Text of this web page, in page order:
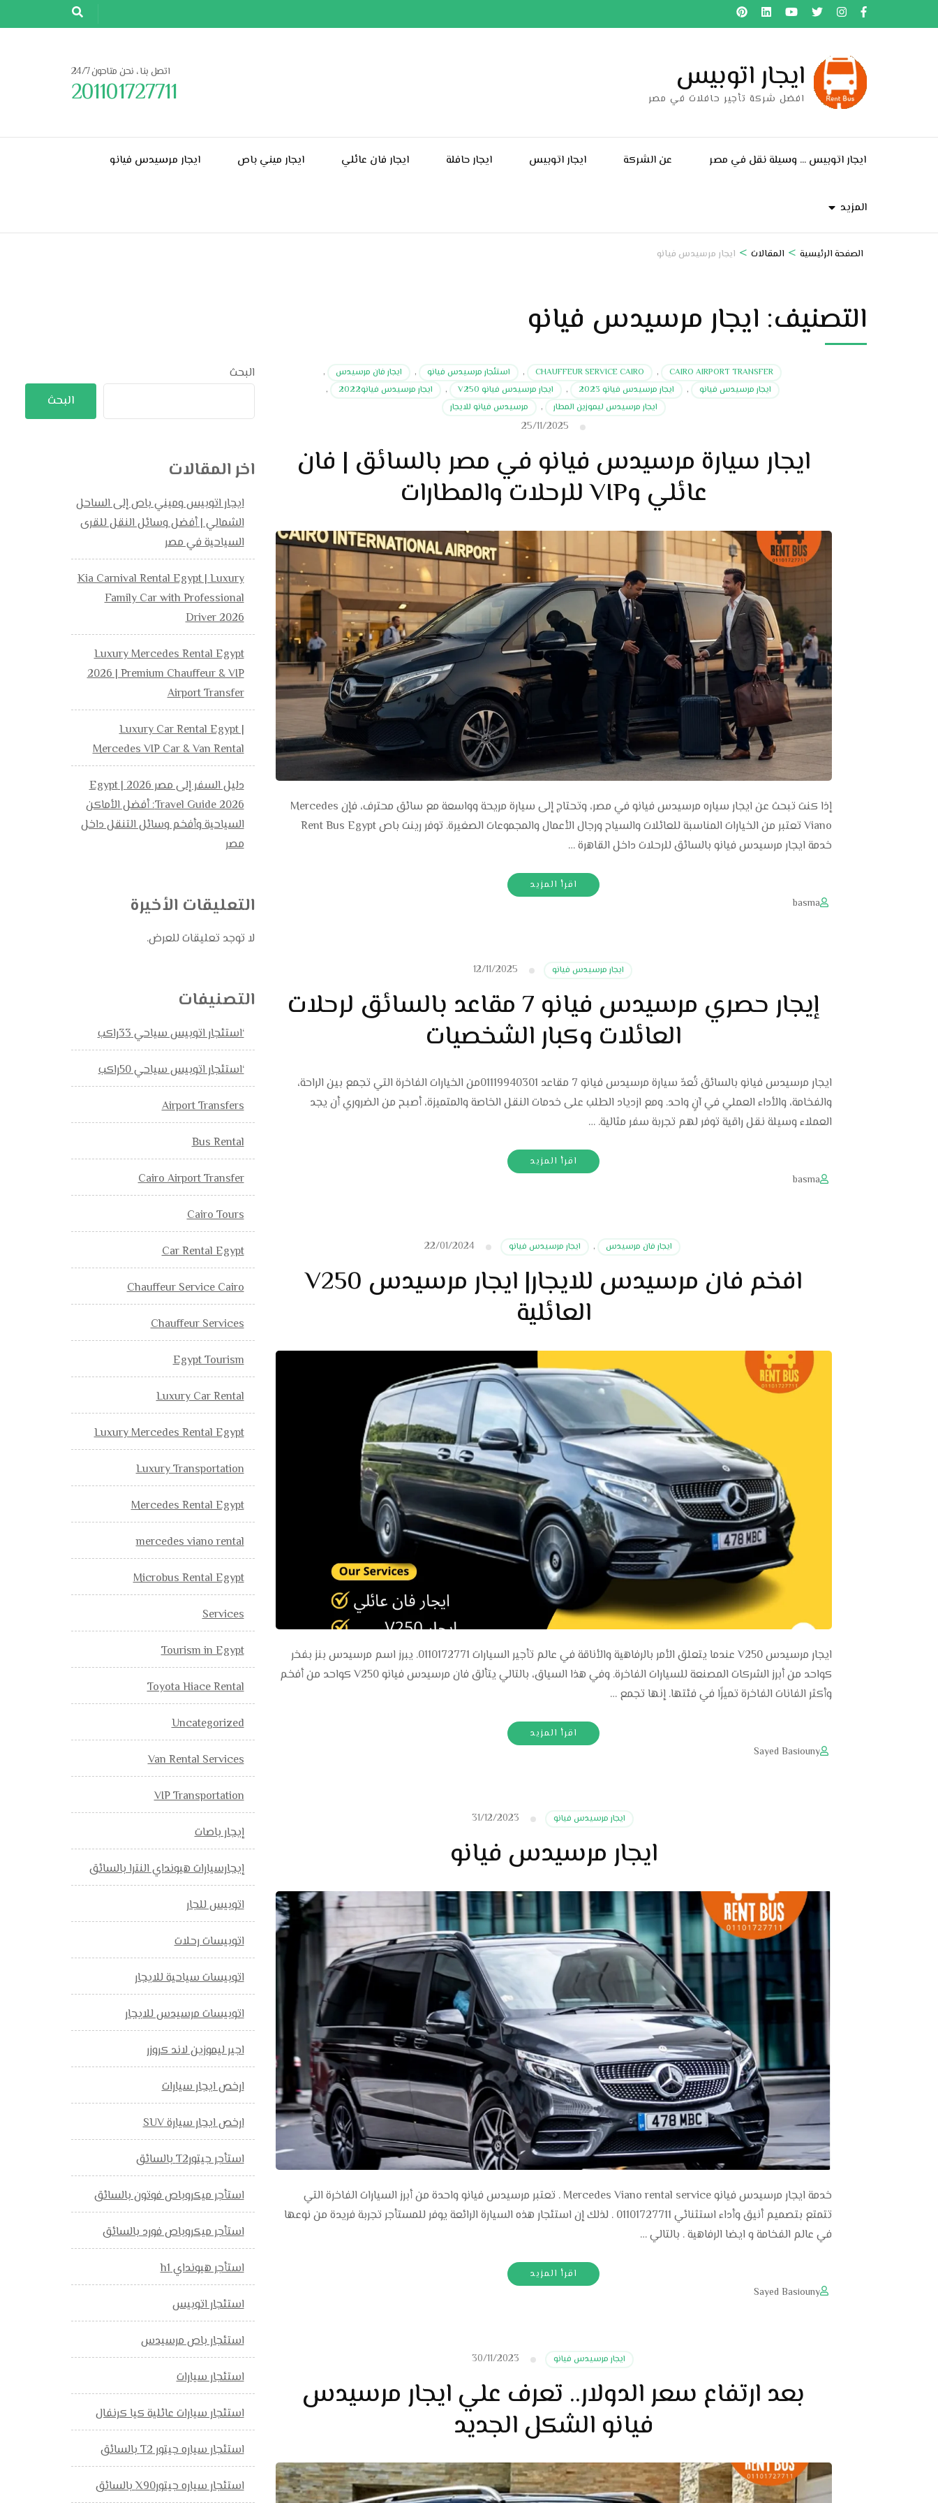
إلى
ايجار اتوبيس
افضل شركة تأجير حافلات في مصر
اتصل بنا ، نحن متاحون 24/7
201101727711
ايجار اتوبيس … وسيلة نقل في مصر عن الشركة ايجار اتوبيس ايجار حافلة ايجار فان عائلي ايجار ميني باص ايجار مرسيدس فيانو
المزيد
الصفحة الرئيسية > المقالات > ايجار مرسيدس فيانو
التصنيف: ايجار مرسيدس فيانو
CAIRO AIRPORT TRANSFER
,
CHAUFFEUR SERVICE CAIRO
, استئجار مرسيدس فيانو , ايجار فان مرسيدس
,
ايجار مرسيدس فيانو
, ايجار مرسيدس فيانو 2023 , ايجار مرسيدس فيانو V250 , ايجار مرسيدس فيانو2022
,
ايجار مرسيدس ليموزين المطار
, مرسيدس فيانو للايجار
25/11/2025
ايجار سيارة مرسيدس فيانو في مصر بالسائق | فان
عائلي وVIP للرحلات والمطارات
إذا كنت تبحث عن ايجار سياره مرسيدس فيانو في مصر، وتحتاج إلى سيارة مريحة وواسعة مع سائق محترف، فإن Mercedes
Viano تعتبر من الخيارات المناسبة للعائلات والسياح ورجال الأعمال والمجموعات الصغيرة. توفر رينت باص Rent Bus Egypt
خدمة ايجار مرسيدس فيانو بالسائق للرحلات داخل القاهرة …
اقرأ المزيد
basma
ايجار مرسيدس فيانو 12/11/2025
إيجار حصري مرسيدس فيانو 7 مقاعد بالسائق لرحلات
العائلات وكبار الشخصيات
ايجار مرسيدس فيانو بالسائق تُعدّ سيارة مرسيدس فيانو 7 مقاعد 01119940301من الخيارات الفاخرة التي تجمع بين الراحة،
والفخامة، والأداء العملي في آنٍ واحد. ومع ازدياد الطلب على خدمات النقل الخاصة والمتميزة، أصبح من الضروري أن يجد
العملاء وسيلة نقل راقية توفر لهم تجربة سفر مثالية. …
اقرأ المزيد
basma
ايجار فان مرسيدس , ايجار مرسيدس فيانو 22/01/2024
افخم فان مرسيدس للايجار| ايجار مرسيدس V250
العائلية
ايجار مرسيدس V250 عندما يتعلق الأمر بالرفاهية والأناقة في عالم تأجير السيارات 0110172771. يبرز اسم مرسيدس بنز بفخر
كواحد من أبرز الشركات المصنعة للسيارات الفاخرة. وفي هذا السياق، بالتالي يتألق فان مرسيدس فيانو V250 كواحد من أفخم
وأكثر الفانات الفاخرة تميزًا في فئتها. إنها تجمع …
اقرأ المزيد
Sayed Basiouny
ايجار مرسيدس فيانو 31/12/2023
ايجار مرسيدس فيانو
خدمة ايجار مرسيدس فيانو Mercedes Viano rental service . تعتبر مرسيدس فيانو واحدة من أبرز السيارات الفاخرة التي
تتمتع بتصميم أنيق وأداء استثنائي 01101727711 . لذلك إن استئجار هذه السيارة الرائعة يوفر للمستأجر تجربة فريدة من نوعها
في عالم الفخامة و ايضا الرفاهية . بالتالي …
اقرأ المزيد
Sayed Basiouny
ايجار مرسيدس فيانو 30/11/2023
بعد ارتفاع سعر الدولار.. تعرف علي ايجار مرسيدس
فيانو الشكل الجديد
البحث
البحث
اخر المقالات
ايجار اتوبيس وميني باص إلى الساحل
الشمالي | أفضل وسائل النقل للقرى
السياحية في مصر
Kia Carnival Rental Egypt | Luxury
Family Car with Professional
Driver 2026
Luxury Mercedes Rental Egypt
2026 | Premium Chauffeur & VIP
Airport Transfer
Luxury Car Rental Egypt |
Mercedes VIP Car & Van Rental
دليل السفر إلى مصر 2026 | Egypt
Travel Guide 2026: أفضل الأماكن
السياحية وأفخم وسائل التنقل داخل
مصر
التعليقات الأخيرة
لا توجد تعليقات للعرض.
التصنيفات
‘استئجار اتوبيس سياحي 33راكب
‘استئجار اتوبيس سياحي 50راكب
Airport Transfers
Bus Rental
Cairo Airport Transfer
Cairo Tours
Car Rental Egypt
Chauffeur Service Cairo
Chauffeur Services
Egypt Tourism
Luxury Car Rental
Luxury Mercedes Rental Egypt
Luxury Transportation
Mercedes Rental Egypt
mercedes viano rental
Microbus Rental Egypt
Services
Tourism in Egypt
Toyota Hiace Rental
Uncategorized
Van Rental Services
VIP Transportation
إيجار باصات
إيجارسيارات هيونداي النترا بالسائق
اتوبيس للجار
اتوبيسات رحلات
اتوبيسات سياحية للايجار
اتوبيسات مرسيدس للايجار
اجير ليموزين لاند كروزر
ارخص ايجار سيارات
ارخص ايجار سيارة SUV
استأجر جيتورT2 بالسائق
استأجر ميكروباص فوتون بالسائق
استأجر ميكروباص فورد بالسائق
استأجر هيونداي h1
استئجار اتوبيس
استئجار باص مرسيدس
استئجار سيارات
استئجار سيارات عائلية كيا كرنفال
استئجار سياره جيتور T2 بالسائق
استئجار سياره جيتورX90 بالسائق